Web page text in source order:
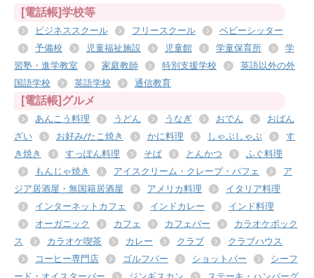
[電話帳]学校等
ビジネススクール フリースクール
ベビーシッター
予備校
児童福祉施設 児童館 学童保育所
学
習塾・進学教室
家庭教師 特別支援学校
英語以外の外
国語学校
英語学校 通信教育
[電話帳]グルメ
あんこう料理 うどん うなぎ おでん
おばん
ざい
お好み/たこ焼き かに料理 しゃぶしゃぶ
す
き焼き
すっぽん料理 そば とんかつ
ふぐ料理
もんじゃ焼き
アイスクリーム・クレープ・パフェ
ア
ジア居酒屋・無国籍居酒屋
アメリカ料理
イタリア料理
インターネットカフェ
インドカレー
インド料理
オーガニック
カフェ カフェバー
カラオケボック
ス
カラオケ喫茶 カレー クラブ
クラブハウス
コーヒー専門店
ゴルフバー ショットバー
シーフ